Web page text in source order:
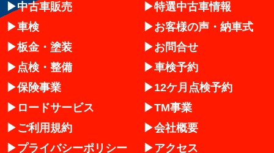
中古車販売
車検
板金・塗装
点検・整備
保険事業
ロードサービス
ご利用規約
プライバシーポリシー
特選中古車情報
お客様の声・納車式
お問合せ
車検予約
12ケ月点検予約
TM事業
会社概要
アクセス